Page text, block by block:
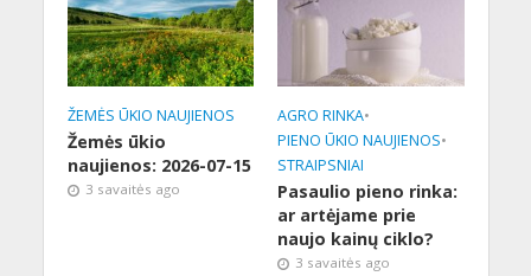
ŽEMĖS ŪKIO NAUJIENOS
Žemės ūkio
naujienos: 2026-07-15
3 savaitės ago
AGRO RINKA•
PIENO ŪKIO NAUJIENOS•
STRAIPSNIAI
Pasaulio pieno rinka:
ar artėjame prie
naujo kainų ciklo?
3 savaitės ago